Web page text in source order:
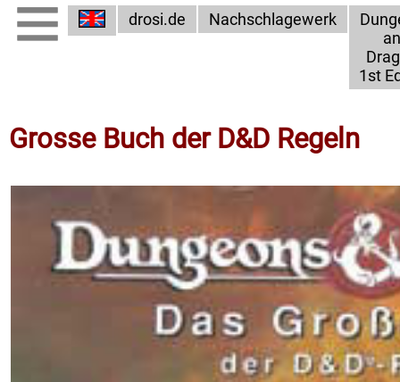
drosi.de Nachschlagewerk
1st
Grosse Buch der D&D Regeln